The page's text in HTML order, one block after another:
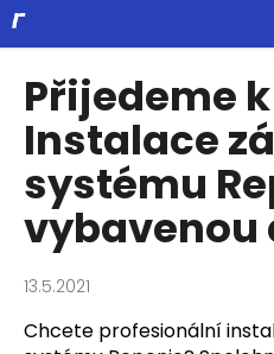
Přejít
na
obsah
Přijedeme
Instalace
systému
vybavenou
13.5.2021
Chcete profesionální
K
o
C
o
p
o
t
ř
e